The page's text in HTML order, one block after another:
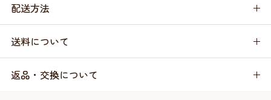
配送方法
送料について
返品・交換について